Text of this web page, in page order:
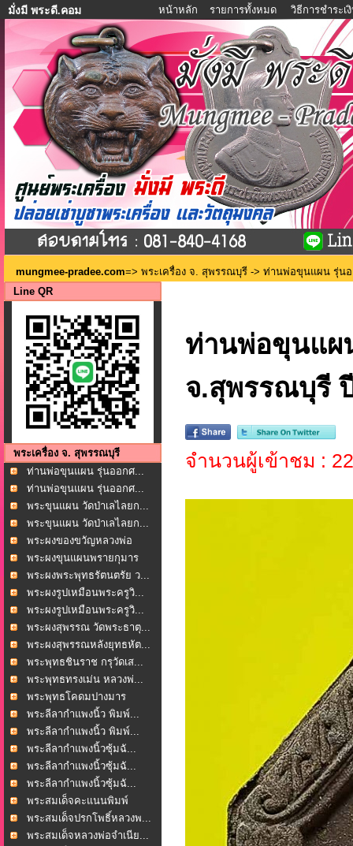
มั่งมี พระดี.คอม หน้าหลัก รายการทั้งหมด วิธีการชำระเ
mungmee-pradee.com=> พระเครื่อง จ. สุพรรณบุรี -> ท่านพ่อขุนแผน รุ่นอ
Line QR
พระเครื่อง จ. สุพรรณบุรี
ท่านพ่อขุนแผน รุ่นออกศ...
ท่านพ่อขุนแผน รุ่นออกศ...
พระขุนแผน วัดป่าเลไลยก...
พระขุนแผน วัดป่าเลไลยก...
พระผงของขวัญหลวงพ่อ
มณเ...พระผงขุนแผนพรายกุมาร
พ...
พระผงพระพุทธรัตนตรัย ว...
พระผงรูปเหมือนพระครูวิ...
พระผงรูปเหมือนพระครูวิ...
พระผงสุพรรณ วัดพระธาตุ...
พระผงสุพรรณหลังยุทธหัต...
พระพุทธชินราช กรุวัดเส...
พระพุทธทรงเม่น หลวงพ่...
พระพุทธโคดมปางมาร
วิชัย...พระลีลากำแพงนิ้ว พิมพ์...
พระลีลากำแพงนิ้ว พิมพ์...
พระลีลากำแพงนิ้วซุ้มฉั...
พระลีลากำแพงนิ้วซุ้มฉั...
พระลีลากำแพงนิ้วซุ้มฉั...
พระสมเด็จคะแนนพิมพ์
ปรก...พระสมเด็จปรกโพธิ์หลวงพ...
พระสมเด็จหลวงพ่อจำเนีย...
ท่านพ่อขุนแผ
จ.สุพรรณบุรี
จำนวนผู้เข้าชม :